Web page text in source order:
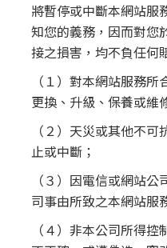
將暫停或中斷本網站服
知您的義務，因而對您
接之損害，均不負任何
（１）對本網站服務
更換、升級、保養或維
（２）天災或其他不
止或中斷；
（３）因電信或網站
司事由所致之本網站服
（４）非本公司所得